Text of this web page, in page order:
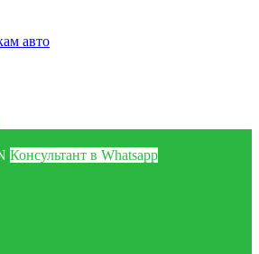
авто
Консультант в Whatsapp